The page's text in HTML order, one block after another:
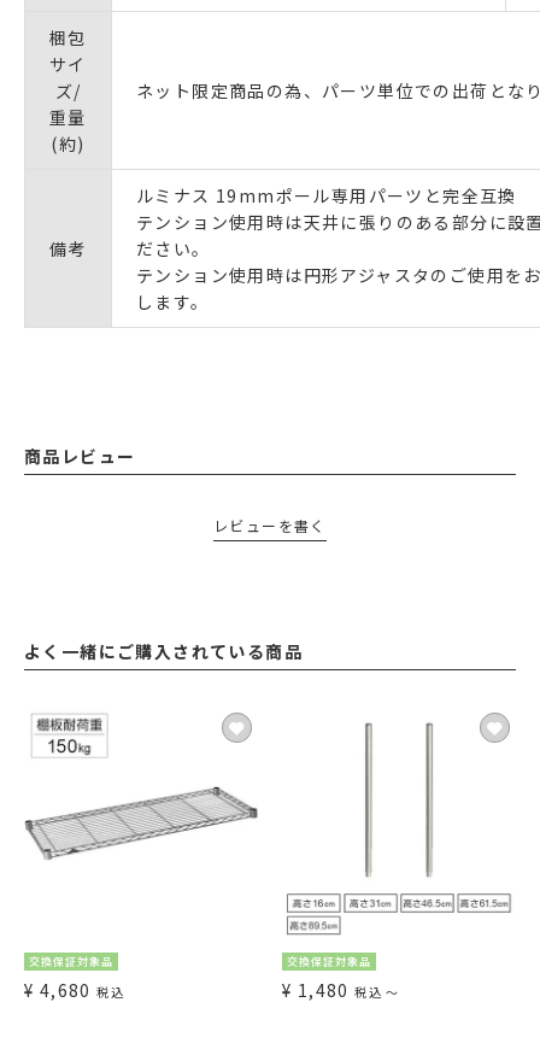
梱包
サイ
ズ/
重量
(約)
ネット限定商品の為、パーツ単位での出荷とな
備考
ルミナス 19mmポール専用パーツと完全互換
テンション使用時は天井に張りのある部分に設
ださい。
テンション使用時は円形アジャスタのご使用を
します。
商品レビュー
レビューを書く
よく一緒にご購入されている商品
交換保証対象品
¥ 4,680 税込
交換保証対象品
¥ 1,480 税込 〜